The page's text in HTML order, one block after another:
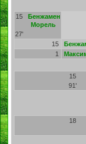
15
Бенжамен
Морель
27'
15
1
15
91'
18